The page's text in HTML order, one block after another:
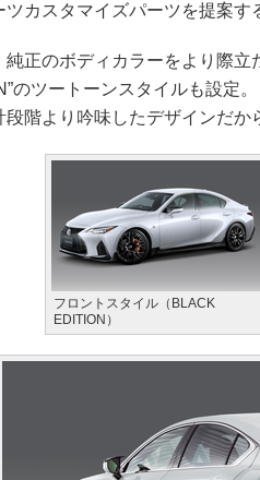
ツカスタマイズパーツを提案す
正のボディカラーをより際立
のツートーンスタイルも設定
段階より吟味したデザインだか
フロントスタイル（BLACK
EDITION）